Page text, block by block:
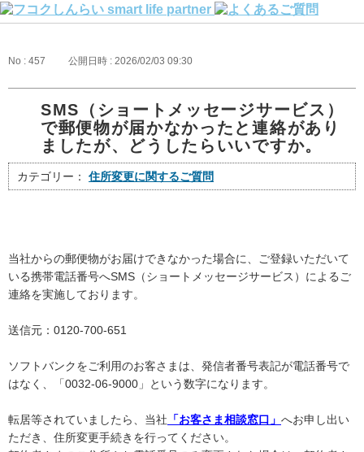
No : 457 公開日時 : 2026/02/03 09:30
SMS（ショートメッセージサービス）
で郵便物が届かなかったと連絡があり
ましたが、どうしたらいいですか。
カテゴリー： 住所変更に関するご質問
当社からの郵便物がお届けできなかった場合に、ご登録いただいて
いる携帯電話番号へSMS（ショートメッセージサービス）によるご
連絡を実施しております。
送信元：0120-700-651
ソフトバンクをご利用のお客さまは、発信者番号表記が電話番号で
はなく、「0032-06-9000」という数字になります。
転居等されていましたら、当社 「お客さま相談窓口」 へお申し出い
ただき、住所変更手続きを行ってください。